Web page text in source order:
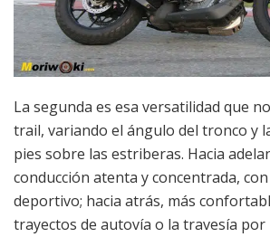
La segunda es esa versatilidad que
trail, variando el ángulo del tronco y
pies sobre las estriberas. Hacia
conducción atenta y concentrada,
deportivo; hacia atrás, más
trayectos de autovía o la travesía por